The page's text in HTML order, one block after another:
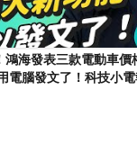
鴻海發表三款電動車
電腦發文了！科技小